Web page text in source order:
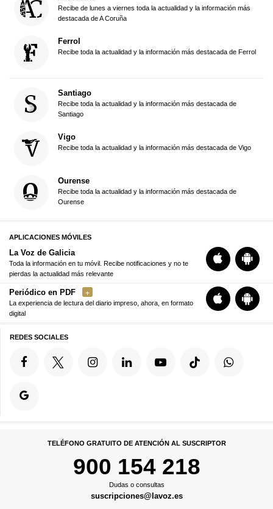
Recibe de lunes a viernes toda la actualidad y la información más
destacada de A Coruña
Ferrol
Recibe toda la actualidad y la información más destacada de Ferrol
Santiago
Recibe toda la actualidad y la información más destacada de
Santiago
Vigo
Recibe toda la actualidad y la información más destacada de Vigo
Ourense
Recibe toda la actualidad y la información más destacada de
Ourense
APLICACIONES MÓVILES
La Voz de Galicia
Toda la información en tu móvil. Recibe notificaciones y no te
pierdas la actualidad más relevante
Periódico en PDF
La experiencia de lectura del diario impreso, ahora, en formato
digital
REDES SOCIALES
TELÉFONO GRATUITO DE ATENCIÓN AL SUSCRIPTOR
900 154 218
Dudas o consultas
suscripciones@lavoz.es